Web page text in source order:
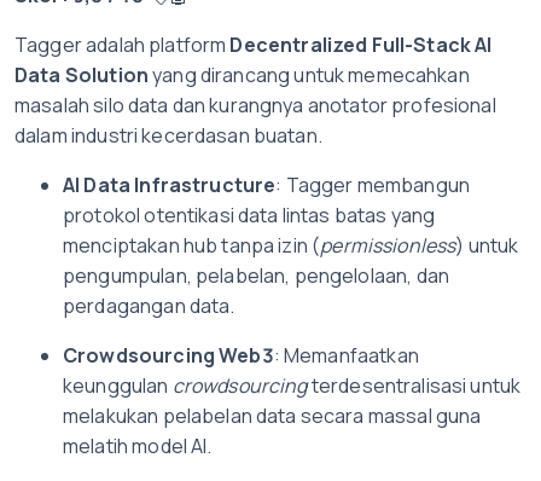
Tagger adalah platform Decentralized Full-Stack AI
Data Solutionyang dirancang untuk memecahkan
masalah silo data dan kurangnya anotator profesional
dalam industri kecerdasan buatan.
AI Data Infrastructure: Tagger membangun
protokol otentikasi data lintas batas yang
menciptakan hub tanpa izin (permissionless) untuk
pengumpulan, pelabelan, pengelolaan, dan
perdagangan data.
Crowdsourcing Web3: Memanfaatkan
keunggulan crowdsourcingterdesentralisasi untuk
melakukan pelabelan data secara massal guna
melatih model AI.